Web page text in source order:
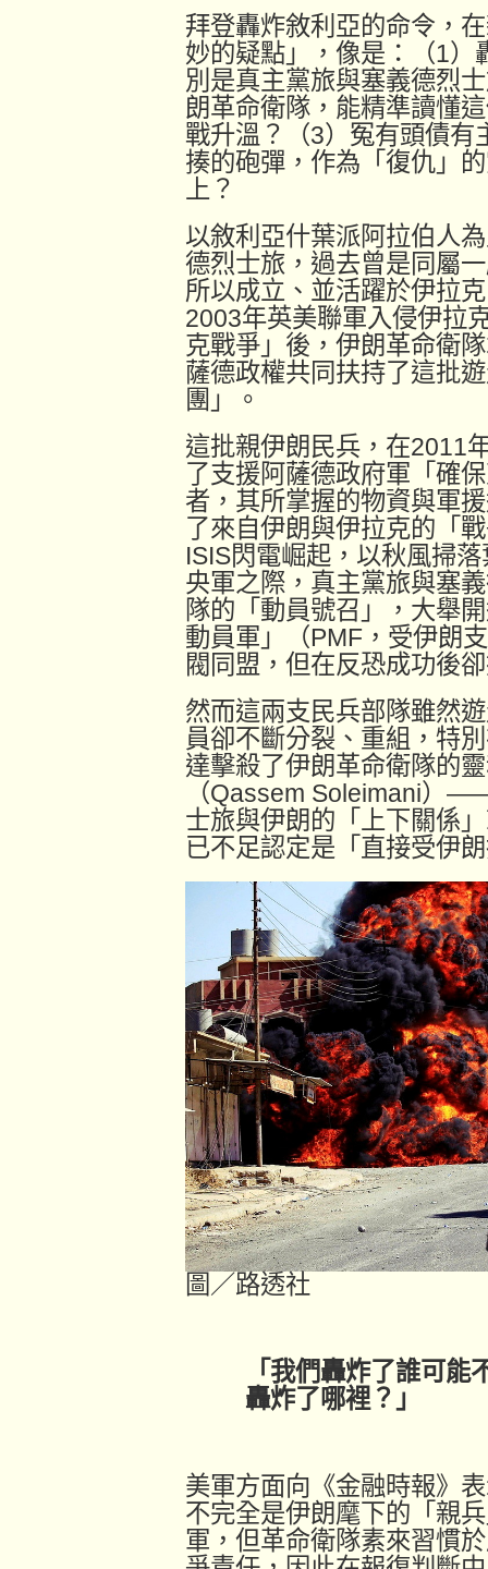
拜登轟炸敘利亞的命令，
妙的疑點」，像是：（1）
別是真主黨旅與塞義德烈
朗革命衛隊，能精準讀懂
戰升溫？（3）冤有頭債有
揍的砲彈，作為「復仇」
上？
以敘利亞什葉派阿拉伯人
德烈士旅，過去曾是同屬
所以成立、並活躍於伊拉
2003年英美聯軍入侵伊拉
克戰爭」後，伊朗革命衛
薩德政權共同扶持了這批
團」。
這批親伊朗民兵，在2011
了支援阿薩德政府軍「確
者，其所掌握的物資與軍
了來自伊朗與伊拉克的「
ISIS閃電崛起，以秋風掃
央軍之際，真主黨旅與塞
隊的「動員號召」，大舉
動員軍」（PMF，受伊朗
閥同盟，但在反恐成功後
然而這兩支民兵部隊雖然
員卻不斷分裂、重組，特
達擊殺了伊朗革命衛隊的
（Qassem Soleimani）
士旅與伊朗的「上下關係
已不足認定是「直接受伊
圖／路透社
「我們轟炸了誰可能
轟炸了哪裡？」
美軍方面向《金融時報》
不完全是伊朗麾下的「親
軍，但革命衛隊素來習慣